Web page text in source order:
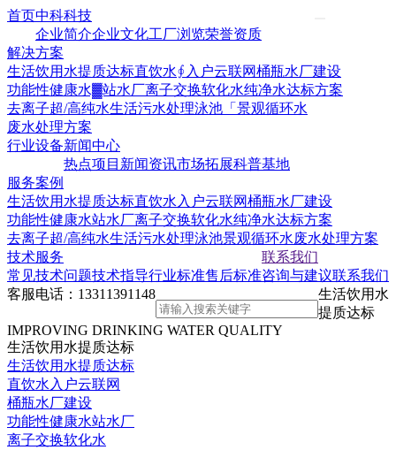
首页中科科技
企业简介企业文化工厂浏览荣誉资质
解决方案
生活饮用水提质达标直饮水∮入户云联网桶瓶水厂建设
功能性健康水▓站水厂离子交换软化水纯净水达标方案
去离子超/高纯水生活污水处理泳池「景观循环水
废水处理方案
行业设备新闻中心
热点项目 新闻资讯市场拓展科普基地
服务案例
生活饮用水提质达标直饮水入户云联网桶瓶水厂建设
功能性健康水站水厂离子交换软化水纯净水达标方案
去离子超/高纯水生活污水处理泳池景观循环水废水处理方案
技术服务
常见技术问题技术指导行业标准售后标准
联系我们
咨询与建议联系我们
客服电话： 13311391148
生活饮用水
提质达标
IMPROVING DRINKING WATER QUALITY
生活饮用水提质达标
生活饮用水提质达标
直饮水入户云联网
桶瓶水厂建设
功能性健康水站水厂
离子交换软化水